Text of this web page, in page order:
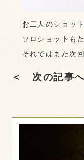
お二人のショッ
ソロショットも
それではまた次回
＜ 次の記事へ